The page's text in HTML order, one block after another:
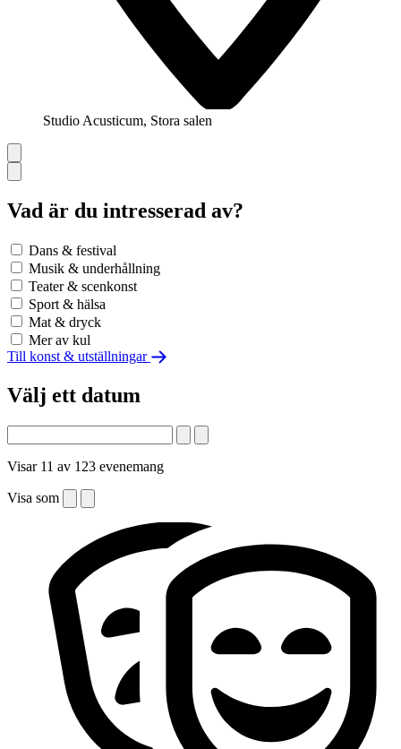
Studio Acusticum, Stora salen
Vad är du intresserad av?
Dans & festival
Musik & underhållning
Teater & scenkonst
Sport & hälsa
Mat & dryck
Mer av kul
Till konst & utställningar
Välj ett datum
Visar 11 av 123 evenemang
Visa som